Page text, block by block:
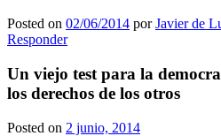
Posted on 02/06/2014 porJavier de
Responder
Un viejo test para la
los derechos de los otros
Posted on 2 junio, 2014